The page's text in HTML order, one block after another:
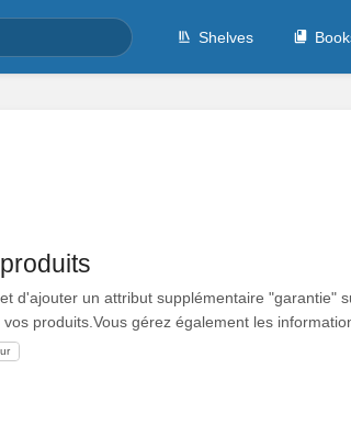
Shelves
d'ajouter un attribut supplémentaire "garantie"
produits.Vous gérez également les